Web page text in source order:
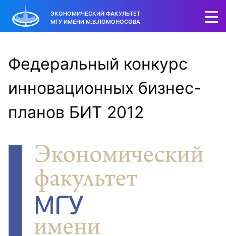
ЭКОНОМИЧЕСКИЙ ФАКУЛЬТЕТ
МГУ ИМЕНИ М.В.ЛОМОНОСОВА
Федеральный конкурс
инновационных бизнес-
планов БИТ 2012